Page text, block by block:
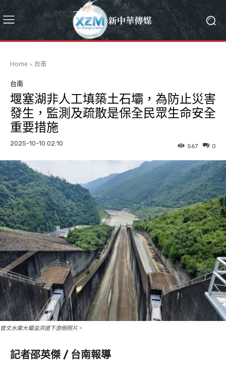
Home 台南
台南
堰塞湖非人工填築土石壩，為防止災害
發生，監測及疏散是保全民眾生命安全
重要措施
2025-10-10 02:10 0
567
曾文水庫大壩溢洪道下游側照片。
記者邵英傑 / 台南報導